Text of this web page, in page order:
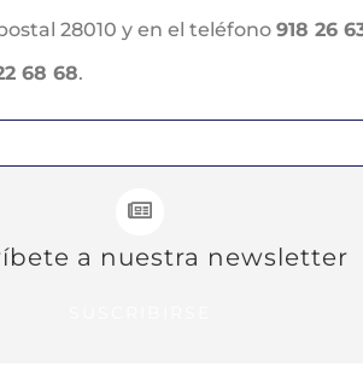
28010 y en el teléfono 918 26
68 68.
a nuestra newsletter